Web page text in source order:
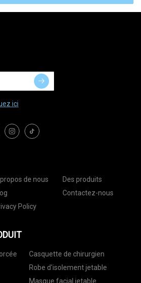
ici
de nous
Des produits
Contactez-nous
Policy
Casquette de chirurgien
Robe d'isolement jetable
Masque facial jetable